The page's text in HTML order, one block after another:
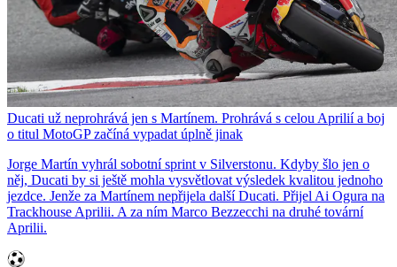
Ducati už neprohrává jen s Martínem. Prohrává s celou Aprilií a boj
o titul MotoGP začíná vypadat úplně jinak
Jorge Martín vyhrál sobotní sprint v Silverstonu. Kdyby šlo jen o
něj, Ducati by si ještě mohla vysvětlovat výsledek kvalitou jednoho
jezdce. Jenže za Martínem nepřijela další Ducati. Přijel Ai Ogura na
Trackhouse Aprilii. A za ním Marco Bezzecchi na druhé tovární
Aprilii.